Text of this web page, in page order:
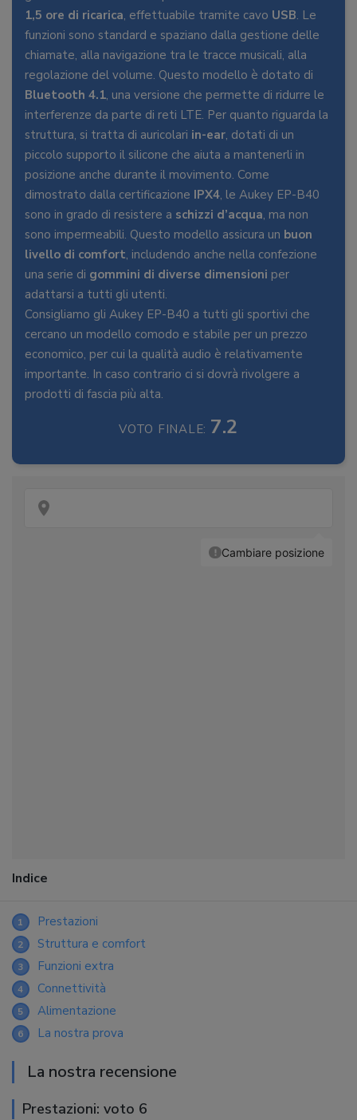
1,5 ore di ricarica, effettuabile tramite cavo USB. Le
funzioni sono standard e spaziano dalla gestione delle
chiamate, alla navigazione tra le tracce musicali, alla
regolazione del volume. Questo modello è dotato di
Bluetooth 4.1, una versione che permette di ridurre le
interferenze da parte di reti LTE. Per quanto riguarda la
struttura, si tratta di auricolari in-ear, dotati di un
piccolo supporto il silicone che aiuta a mantenerli in
posizione anche durante il movimento. Come
dimostrato dalla certificazione IPX4, le Aukey EP-B40
sono in grado di resistere a schizzi d’acqua, ma non
sono impermeabili. Questo modello assicura un buon
livello di comfort, includendo anche nella confezione
una serie di gommini di diverse dimensioni per
adattarsi a tutti gli utenti.
Consigliamo gli Aukey EP-B40 a tutti gli sportivi che
cercano un modello comodo e stabile per un prezzo
economico, per cui la qualità audio è relativamente
importante. In caso contrario ci si dovrà rivolgere a
prodotti di fascia più alta.
VOTO FINALE: 7.2
Indice
1 Prestazioni
2 Struttura e comfort
3 Funzioni extra
4 Connettività
5 Alimentazione
6 La nostra prova
La nostra recensione
Prestazioni: voto 6